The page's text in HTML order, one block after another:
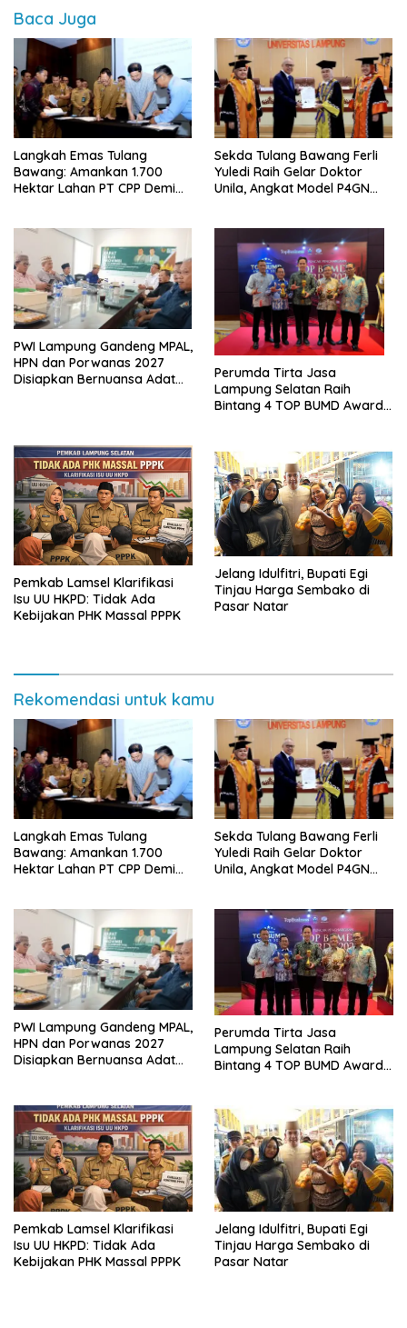
Baca Juga
Langkah Emas Tulang
Bawang: Amankan 1.700
Hektar Lahan PT CPP Demi
Sekda Tulang Bawang Ferli
Yuledi Raih Gelar Doktor
Unila, Angkat Model P4GN
PWI Lampung Gandeng MPAL,
HPN dan Porwanas 2027
Disiapkan Bernuansa Adat
Perumda Tirta Jasa
Lampung Selatan Raih
Bintang 4 TOP BUMD Awards
Pemkab Lamsel Klarifikasi
Isu UU HKPD: Tidak Ada
Kebijakan PHK Massal PPPK
Jelang Idulfitri, Bupati Egi
Tinjau Harga Sembako di
Pasar Natar
Rekomendasi untuk kamu
Langkah Emas Tulang
Bawang: Amankan 1.700
Hektar Lahan PT CPP Demi
Sekda Tulang Bawang Ferli
Yuledi Raih Gelar Doktor
Unila, Angkat Model P4GN
PWI Lampung Gandeng MPAL,
HPN dan Porwanas 2027
Disiapkan Bernuansa Adat
Perumda Tirta Jasa
Lampung Selatan Raih
Bintang 4 TOP BUMD Awards
Pemkab Lamsel Klarifikasi
Isu UU HKPD: Tidak Ada
Kebijakan PHK Massal PPPK
Jelang Idulfitri, Bupati Egi
Tinjau Harga Sembako di
Pasar Natar